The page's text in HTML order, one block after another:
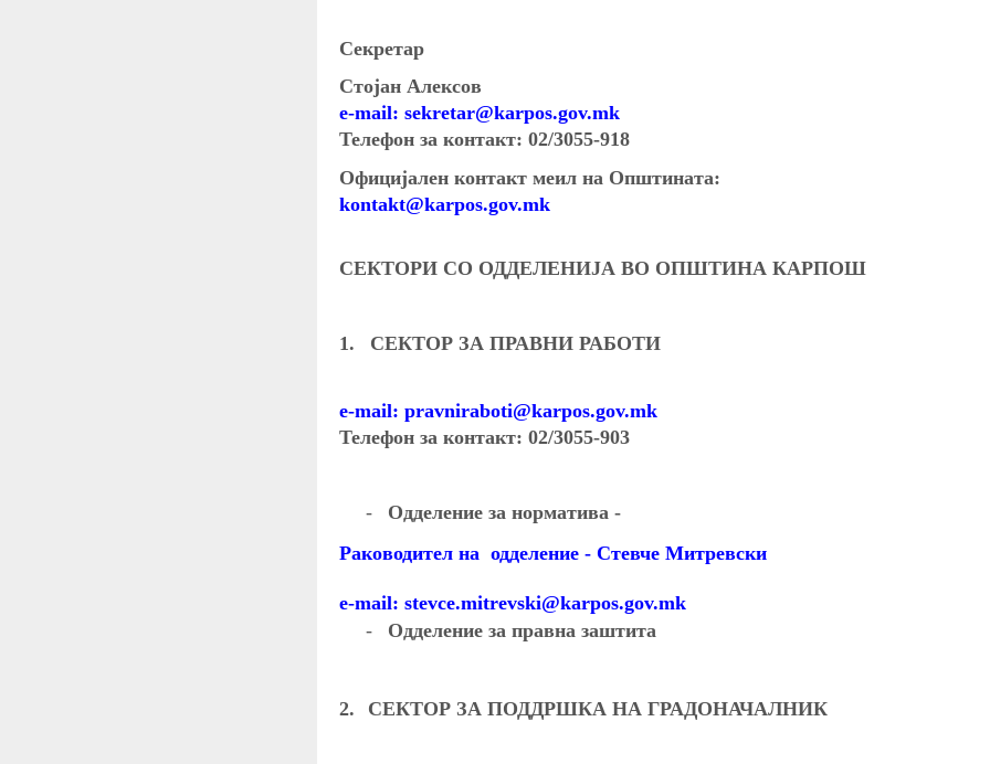
Секретар
Стојан Алексов
e-mail: sekretar@karpos.gov.mk
Телефон за контакт: 02/3055-918
Официјален контакт меил на Општината:
kontakt@karpos.gov.mk
СЕКТОРИ СО ОДДЕЛЕНИЈА ВО ОПШТИНА КАРПОШ
1. СЕКТОР ЗА ПРАВНИ РАБОТИ
e-mail: pravniraboti@karpos.gov.mk
Телефон за контакт: 02/3055-903
-
Одделение за норматива -
Раководител на одделение - Стевче Митревски
e-mail: stevce.mitrevski@karpos.gov.mk
-
Одделение за правна заштита
2. СЕКТОР ЗА ПОДДРШКА НА ГРАДОНАЧАЛНИК